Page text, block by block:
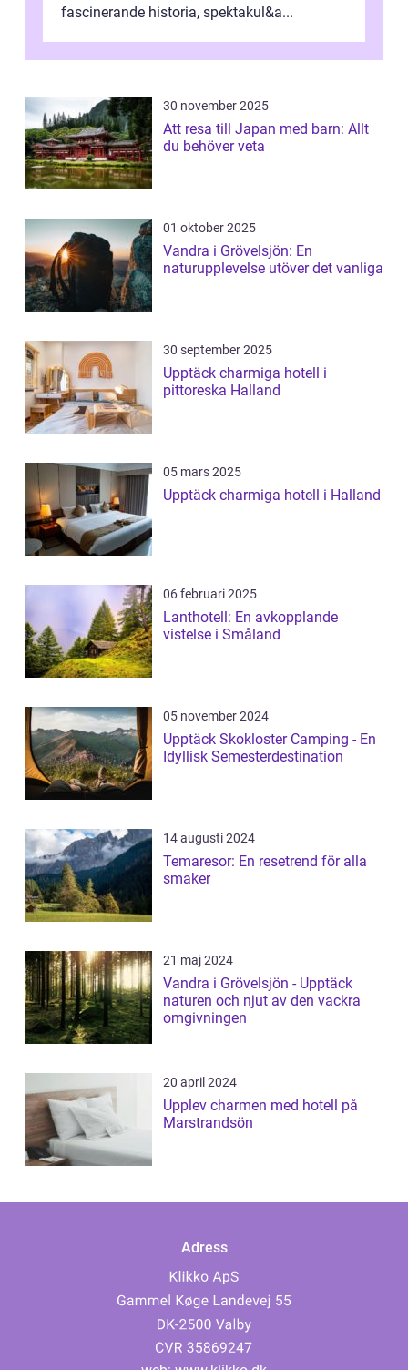
fascinerande historia, spektakul&a...
30 november 2025
Att resa till Japan med barn: Allt
du behöver veta
01 oktober 2025
Vandra i Grövelsjön: En
naturupplevelse utöver det vanliga
30 september 2025
Upptäck charmiga hotell i
pittoreska Halland
05 mars 2025
Upptäck charmiga hotell i Halland
06 februari 2025
Lanthotell: En avkopplande
vistelse i Småland
05 november 2024
Upptäck Skokloster Camping - En
Idyllisk Semesterdestination
14 augusti 2024
Temaresor: En resetrend för alla
smaker
21 maj 2024
Vandra i Grövelsjön - Upptäck
naturen och njut av den vackra
omgivningen
20 april 2024
Upplev charmen med hotell på
Marstrandsön
Adress